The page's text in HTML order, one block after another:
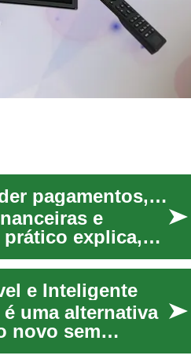
Guia prático para comprar casa: entender pagamentos, prazos e entrada
e
explica,
e Inteligente
uma alternativa
novo sem